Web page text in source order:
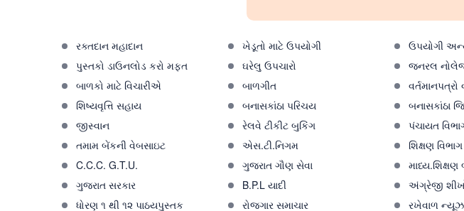
રક્તદાન મહાદાન ખેડૂતો માટે ઉપયોગી ઉપયોગી
પુસ્તકો ડાઉનલોડ કરો મફત
ઘરેલુ ઉપચારો જનરલ
બાળકો માટે વિચારીએ
બાળગીત વર્તમાનપત્રો
શિષ્યવૃત્તિ સહાય
બનાસકાંઠા પરિચય બનાસકાંઠા
જીસ્વાન
રેલવે ટીકીટ બુકિંગ પંચાયત
તમામ બેંકની વેબસાઇટ
એસ.ટી.નિગમ શિક્ષણ વિભાગ
C.C.C. G.T.U.
ગુજરાત ગૌણ સેવા માધ્ય.શિક્ષણ
ગુજરાત સરકાર
B.P.L યાદી અંગ્રેજી
ધોરણ ૧ થી ૧૨ પાઠયપુસ્તક
રોજગાર સમાચાર રખેવાળ